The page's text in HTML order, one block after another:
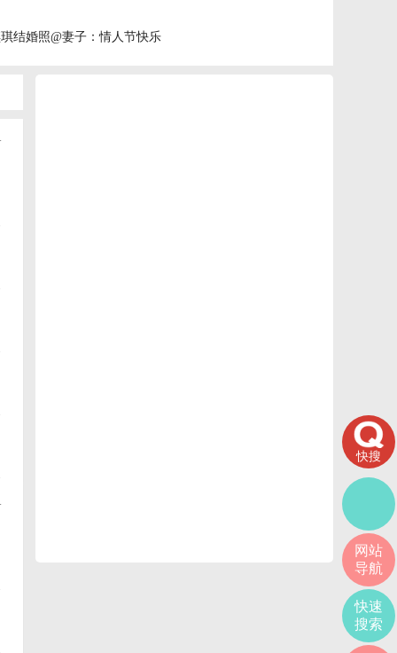
结婚照@妻子：情人节快乐
快搜
网站
导航
快速
搜索